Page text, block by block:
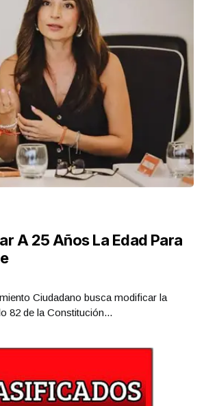
A 25 Años La Edad Para
Ciudadano busca modificar la
82 de la Constitución...